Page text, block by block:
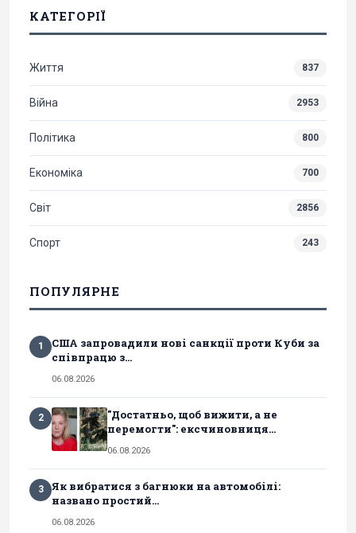
КАТЕГОРІЇ
Життя 837
Війна 2953
Політика 800
Економіка 700
Світ 2856
Спорт 243
ПОПУЛЯРНЕ
1
США запровадили нові санкції проти Куби за
співпрацю з...
06.08.2026
2
"Достатньо, щоб вижити, а не
перемогти": ексчиновниця...
06.08.2026
3
Як вибратися з багнюки на автомобілі:
названо простий...
06.08.2026